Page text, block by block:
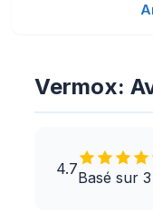
Vermox:
4.7Basé sur